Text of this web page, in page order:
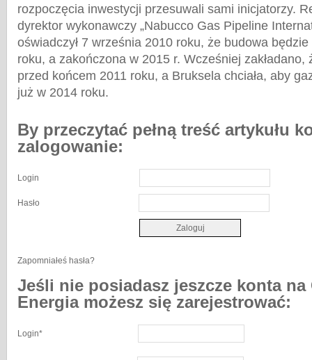
rozpoczęcia inwestycji przesuwali sami inicjatorzy.
dyrektor wykonawczy „Nabucco Gas Pipeline
oświadczył 7 września 2010 roku, że budowa
roku, a zakończona w 2015 r. Wcześniej zakładano,
przed końcem 2011 roku, a Bruksela chciała, aby
już w 2014 roku.
By przeczytać pełną treść artykułu
zalogowanie:
Login
Hasło
Zapomniałeś hasła?
Jeśli nie posiadasz jeszcze konta na
Energia możesz się zarejestrować:
Login*